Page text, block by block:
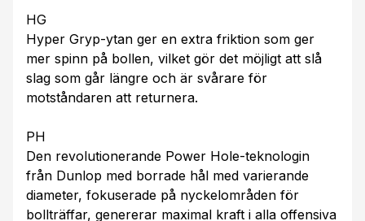
HG
Hyper Gryp-ytan ger en extra friktion som ger
mer spinn på bollen, vilket gör det möjligt att slå
slag som går längre och är svårare för
motståndaren att returnera.
PH
Den revolutionerande Power Hole-teknologin
från Dunlop med borrade hål med varierande
diameter, fokuserade på nyckelområden för
bollträffar, genererar maximal kraft i alla offensiva